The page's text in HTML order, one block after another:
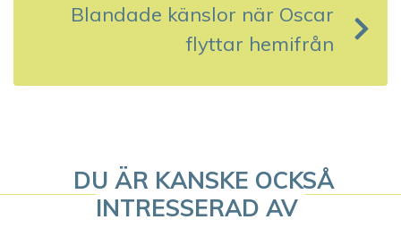
s
v
Blandade känslor när Oscar
flyttar hemifrån
DU ÄR KANSKE OCKSÅ
INTRESSERAD AV